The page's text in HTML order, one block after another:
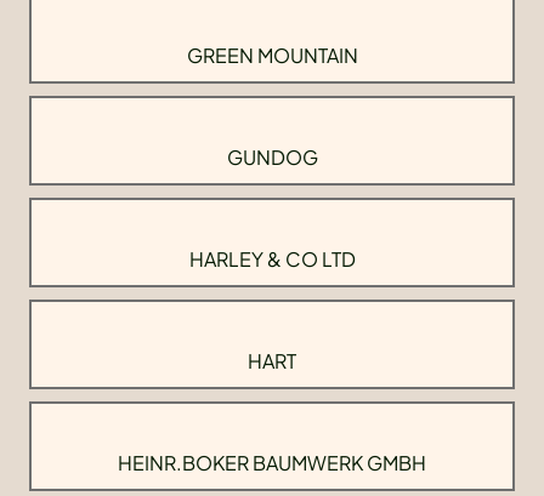
GREEN MOUNTAIN
GUNDOG
HARLEY & CO LTD
HART
HEINR.BOKER BAUMWERK GMBH